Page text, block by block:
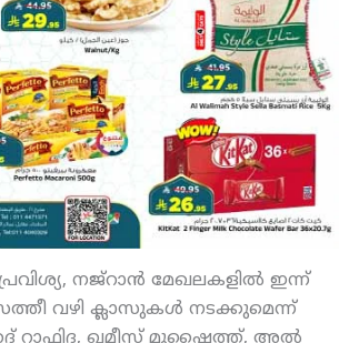
നജ്‌റാന്‍ മേഖലകളില്‍ ഇന്ന്
വഴി ക്ലാസുകള്‍ നടക്കുമെന്ന്